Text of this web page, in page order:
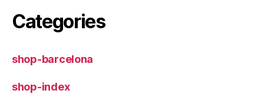
Categories
shop-barcelona
shop-index